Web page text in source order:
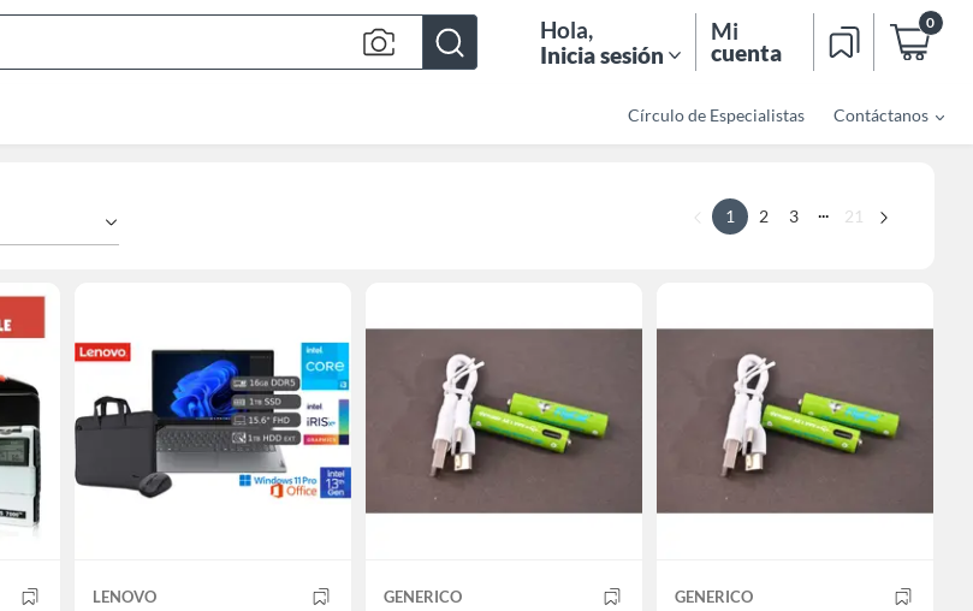
Bar
Hola,
Inicia sesión
Mi
cuenta
0
Círculo de Especialistas Contáctanos
1 2 3 ... 21
LENOVO GENERICO GENERICO